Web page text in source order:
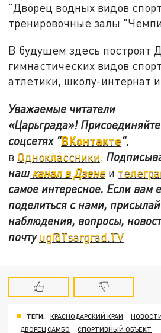
"Дворец водных видов
тренировочные залы
В будущем здесь построят
гимнастических видов
атлетики, школу-интернат
Уважаемые читатели
«Царьграда»!
соцсетях "ВКонтакте",
в Одноклассники
нашканал в Дзене и
самое интересное. Если вам
поделиться с нами,
наблюдения, вопросы,
почтуug@Tsargrad.TV
ТЕГИ: КРАСНОДАРСКИЙ КРАЙ
ДВОРЕЦ САМБО
СПОРТИВНЫЙ ОБЪЕКТ